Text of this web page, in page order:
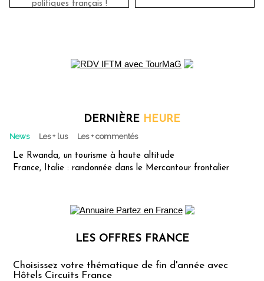
politiques français !
DERNIÈRE HEURE
News Les + lus Les + commentés
Le Rwanda, un tourisme à haute altitude
France, Italie : randonnée dans le Mercantour frontalier
LES OFFRES FRANCE
Choisissez votre thématique de fin d'année avec
Hôtels Circuits France